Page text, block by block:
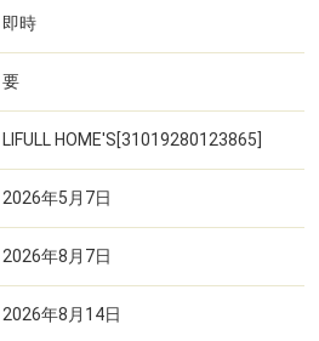
即時
要
LIFULL HOME'S[31019280123865]
2026年5月7日
2026年8月7日
2026年8月14日